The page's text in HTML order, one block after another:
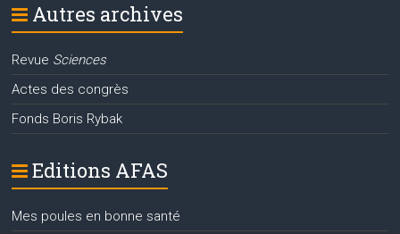
Autres archives
Revue Sciences
Actes des congrès
Fonds Boris Rybak
Editions AFAS
Mes poules en bonne santé